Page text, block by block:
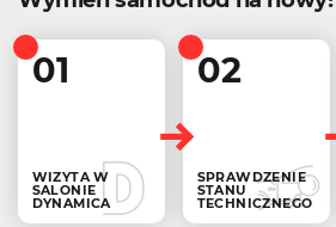
01
WIZYTA W
SALONIE
DYNAMICA
02
SPRAWDZENIE
STANU
TECHNICZNEGO